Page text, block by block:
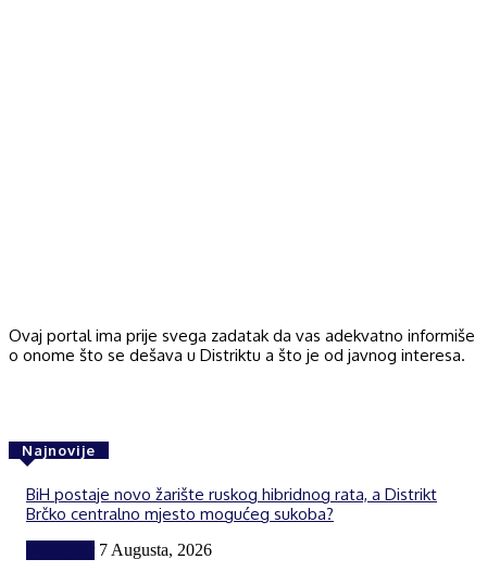
Ovaj portal ima prije svega zadatak da vas adekvatno informiše
o onome što se dešava u Distriktu a što je od javnog interesa.
Najnovije
BiH postaje novo žarište ruskog hibridnog rata, a Distrikt
Brčko centralno mjesto mogućeg sukoba?
7 Augusta, 2026